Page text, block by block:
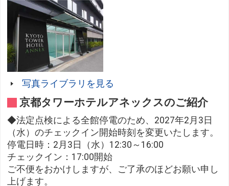
写真ライブラリを見る
京都タワーホテルアネックスのご紹介
◆法定点検による全館停電のため、2027年2月3日
（水）のチェックイン開始時刻を変更いたします。
停電日時：2月3日（水）12:30～16:00
チェックイン：17:00開始
ご不便をおかけしますが、ご了承のほどお願い申し
上げます。